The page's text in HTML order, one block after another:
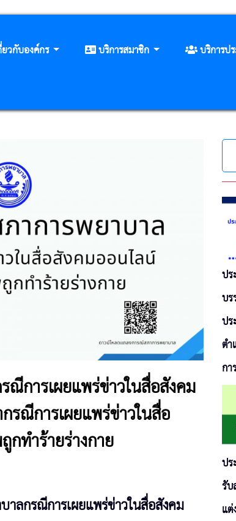
ยวกับองค์กร บริการสมาชิก บริการป
การเผยแพร่ข่าวในสื่อสังคม
ณีการเผยแพร่ข่าวในสื่อ
ทำร้ายร่างกาย
ลกรณีการเผยแพร่ข่าวในสื่อสังคม
ป
บร
ป
ต
ก
ปร
รั
แ